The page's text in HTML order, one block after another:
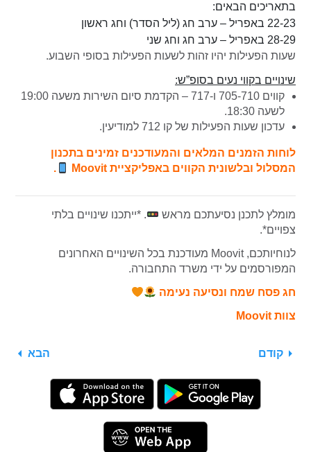
בתאריכים הבאים:
22-23 באפריל – ערב חג (ליל הסדר) וחג ראשון
28-29 באפריל – ערב חג וחג שני
שעות הפעילות יהיו זהות לשעות הפעילות בסופי השבוע.
שינויים בקווי נעים בסופ”ש:
קווים 705-710 ו-717 – הקדמת סיום השירות משעה 19:00
לשעה 18:30.
עדכון שעות הפעילות של קו 712 למודיעין.
לוחות הזמנים המלאים והמעודכנים זמינים בתכנון
המסלול ובלשונית הקווים באפליקציית Moovit
.
מומלץ לתכנן נסיעתכם מראש
. *ייתכנו שינויים בלתי
צפויים*.
לנוחיותכם, Moovit מעודכנת בכל השינויים האחרונים
המפורסמים על ידי משרד התחבורה.
חג פסח שמח ונסיעה נעימה
צוות Moovit
קודם הבא